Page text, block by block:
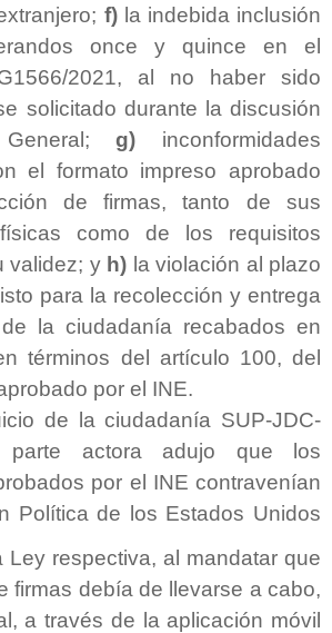
f) la indebida inclusión
once y quince en el
2021, al no haber sido
solicitado durante la discusión
g) inconformidades
el formato impreso aprobado
de firmas, tanto de sus
como de los requisitos
validez; y h) la violación al plazo
para la recolección y entrega
la ciudadanía recabados en
términos del artículo 100, del
por el INE.
de la ciudadanía SUP-JDC-
parte actora adujo que los
por el INE contravenían
Política de los Estados Unidos
Ley respectiva, al mandatar que
firmas debía de llevarse a cabo,
a través de la aplicación móvil